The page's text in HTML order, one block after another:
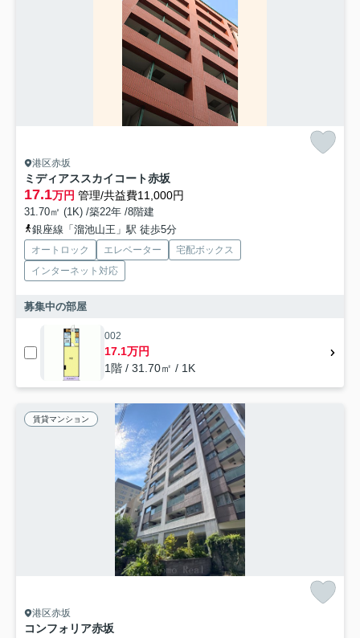
港区赤坂
ミディアススカイコート赤坂
17.1万円 管理/共益費11,000円
31.70㎡ (1K) /築22年 /8階建
銀座線「溜池山王」駅 徒歩5分
オートロック エレベーター
宅配ボックス
インターネット対応
募集中の部屋
002
17.1万円
1階 / 31.70㎡ / 1K
賃貸マンション
港区赤坂
コンフォリア赤坂